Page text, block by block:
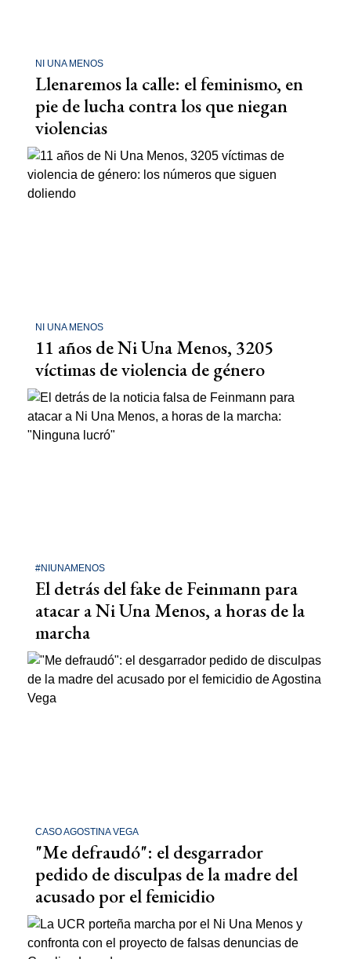
NI UNA MENOS
Llenaremos la calle: el feminismo, en
pie de lucha contra los que niegan
violencias
NI UNA MENOS
11 años de Ni Una Menos, 3205
víctimas de violencia de género
#NIUNAMENOS
El detrás del fake de Feinmann para
atacar a Ni Una Menos, a horas de la
marcha
CASO AGOSTINA VEGA
"Me defraudó": el desgarrador
pedido de disculpas de la madre del
acusado por el femicidio